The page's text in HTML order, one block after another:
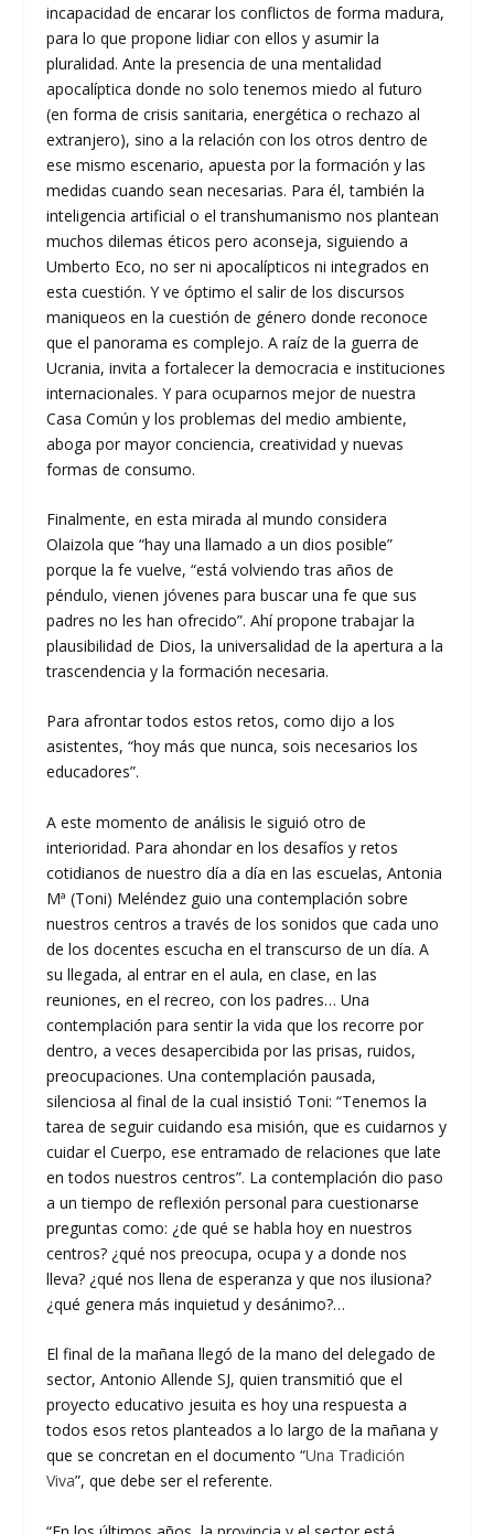
incapacidad de encarar los conflictos de forma madura,
para lo que propone lidiar con ellos y asumir la
pluralidad. Ante la presencia de una mentalidad
apocalíptica donde no solo tenemos miedo al futuro
(en forma de crisis sanitaria, energética o rechazo al
extranjero), sino a la relación con los otros dentro de
ese mismo escenario, apuesta por la formación y las
medidas cuando sean necesarias. Para él, también la
inteligencia artificial o el transhumanismo nos plantean
muchos dilemas éticos pero aconseja, siguiendo a
Umberto Eco, no ser ni apocalípticos ni integrados en
esta cuestión. Y ve óptimo el salir de los discursos
maniqueos en la cuestión de género donde reconoce
que el panorama es complejo. A raíz de la guerra de
Ucrania, invita a fortalecer la democracia e instituciones
internacionales. Y para ocuparnos mejor de nuestra
Casa Común y los problemas del medio ambiente,
aboga por mayor conciencia, creatividad y nuevas
formas de consumo.
Finalmente, en esta mirada al mundo considera
Olaizola que “hay una llamado a un dios posible”
porque la fe vuelve, “está volviendo tras años de
péndulo, vienen jóvenes para buscar una fe que sus
padres no les han ofrecido”. Ahí propone trabajar la
plausibilidad de Dios, la universalidad de la apertura a la
trascendencia y la formación necesaria.
Para afrontar todos estos retos, como dijo a los
asistentes, “hoy más que nunca, sois necesarios los
educadores”.
A este momento de análisis le siguió otro de
interioridad. Para ahondar en los desafíos y retos
cotidianos de nuestro día a día en las escuelas, Antonia
Mª (Toni) Meléndez guio una contemplación sobre
nuestros centros a través de los sonidos que cada uno
de los docentes escucha en el transcurso de un día. A
su llegada, al entrar en el aula, en clase, en las
reuniones, en el recreo, con los padres… Una
contemplación para sentir la vida que los recorre por
dentro, a veces desapercibida por las prisas, ruidos,
preocupaciones. Una contemplación pausada,
silenciosa al final de la cual insistió Toni: “Tenemos la
tarea de seguir cuidando esa misión, que es cuidarnos y
cuidar el Cuerpo, ese entramado de relaciones que late
en todos nuestros centros”. La contemplación dio paso
a un tiempo de reflexión personal para cuestionarse
preguntas como: ¿de qué se habla hoy en nuestros
centros? ¿qué nos preocupa, ocupa y a donde nos
lleva? ¿qué nos llena de esperanza y que nos ilusiona?
¿qué genera más inquietud y desánimo?…
El final de la mañana llegó de la mano del delegado de
sector, Antonio Allende SJ, quien transmitió que el
proyecto educativo jesuita es hoy una respuesta a
todos esos retos planteados a lo largo de la mañana y
que se concretan en el documento “Una Tradición
Viva”, que debe ser el referente.